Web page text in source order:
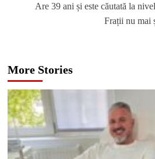
Are 39 ani și este căutată la
Frații nu mai
More Stories